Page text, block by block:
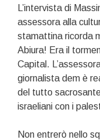
L’intervista di
assessora alla
stamattina ricorda
Abiura! Era il
Capital.
giornalista dem è
del tutto
israeliani con i
Non entrerò nello